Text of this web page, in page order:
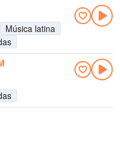
Música latina